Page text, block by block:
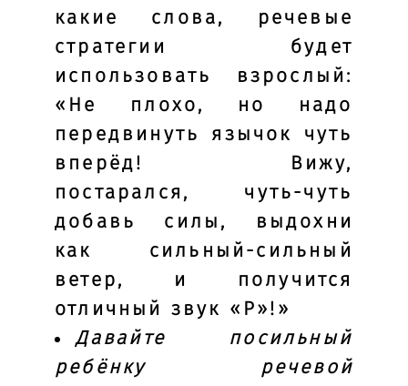
какие слова, речевые
стратегии будет
использовать взрослый:
«Не плохо, но надо
передвинуть язычок чуть
вперёд! Вижу,
постарался, чуть-чуть
добавь силы, выдохни
как сильный-сильный
ветер, и получится
отличный звук «Р»!»
Давайте посильный
ребёнку речевой